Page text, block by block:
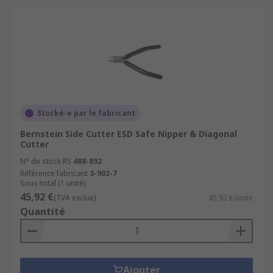
Stocké-e par le fabricant
Bernstein Side Cutter ESD Safe Nipper & Diagonal
Cutter
N° de stock RS 488-892
Référence fabricant 3-902-7
Sous-total (1 unité)
45,92 €(TVA exclue) 45,92 €/unité
Quantité
Ajouter